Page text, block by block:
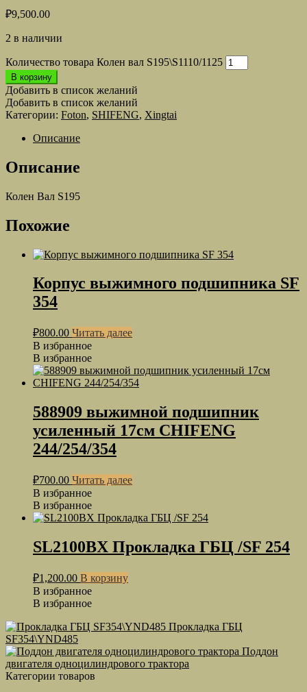
₽9,500.00
2 в наличии
Количество товара Колен вал S195\S1110/1125
В корзину
Добавить в список желаний
Добавить в список желаний
Категории: Foton, SHIFENG, Xingtai
Описание
Описание
Колен Вал S195
Похожие
Корпус выжимного подшипника SF
354
₽800.00 Читать далее
В избранное
В избранное
588909 выжимной подшипник
усиленный 17см СHIFENG
244/254/354
₽700.00 Читать далее
В избранное
В избранное
SL2100BX Прокладка ГБЦ /SF 254
₽1,200.00 В корзину
В избранное
В избранное
Прокладка ГБЦ
SF354\YND485
Поддон
двигателя одноцилиндрового трактора
Категории товаров